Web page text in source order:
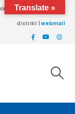
univerziteta Brčko
distrikt |webmail
Translate »